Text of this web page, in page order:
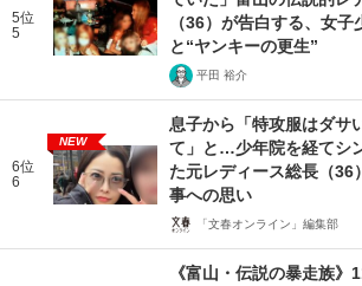
5位
5
（36）が告白する、女
と“ヤンキーの更生”
平田 裕介
6位
6
NEW
息子から「特攻服はダサ
て」と…少年院を経てシ
た元レディース総長（36
事への思い
「文春オンライン」編集部
《富山・伝説の暴走族